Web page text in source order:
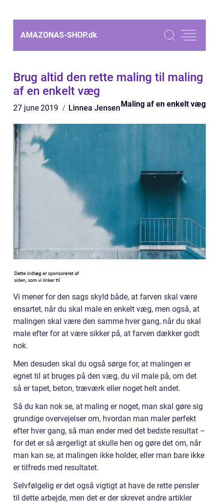
AMAZONAS-SHOP.dk
Brug altid den rette maling til maling
af en enkelt væg
27 june 2019 Linnea JensenMaling af en enkelt væg
Vi mener for den sags skyld både, at farven skal være
ensartet, når du skal male en enkelt væg, men også, at
malingen skal være den samme hver gang, når du skal
male efter for at være sikker på, at farven dækker godt
nok.
Men desuden skal du også sørge for, at malingen er
egnet til at bruges på den væg, du vil male på, om det
så er tapet, beton, træværk eller noget helt andet.
Så du kan nok se, at maling er noget, man skal gøre sig
grundige overvejelser om, hvordan man maler perfekt
efter hver gang, så man ender med det bedste resultat –
for det er så ærgerligt at skulle hen og gøre det om, når
man kan se, at malingen ikke holder, eller man bare ikke
er tilfreds med resultatet.
Selvfølgelig er det også vigtigt at have de rette pensler
til dette arbejde, men det er der skrevet andre artikler